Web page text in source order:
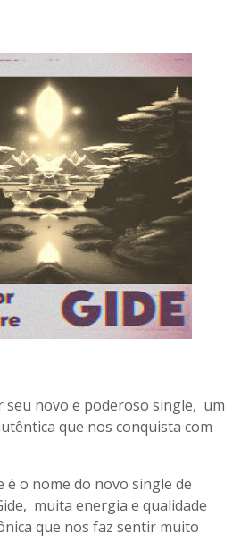
seu novo e poderoso single, um
que nos conquista com
é o nome do novo single de
muita energia e qualidade
que nos faz sentir muito